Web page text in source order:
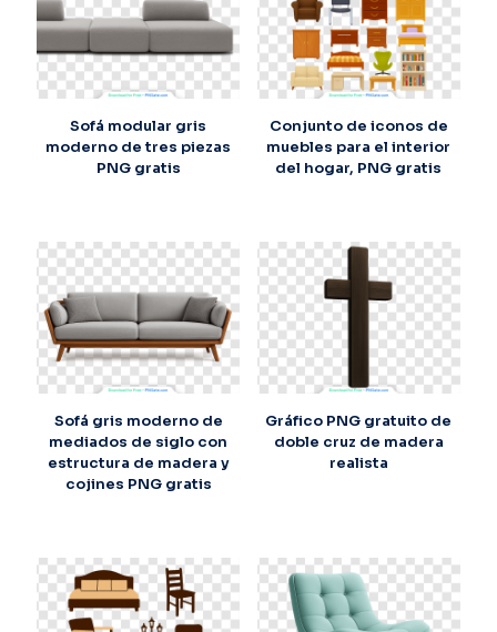
Sofá modular gris
moderno de tres piezas
PNG gratis
Conjunto de iconos de
muebles para el interior
del hogar, PNG gratis
Sofá gris moderno de
mediados de siglo con
estructura de madera y
cojines PNG gratis
Gráfico PNG gratuito de
doble cruz de madera
realista